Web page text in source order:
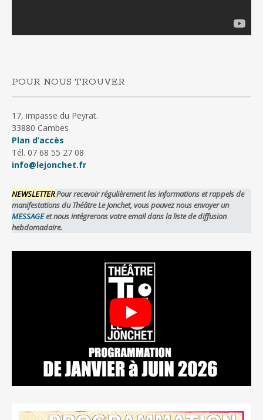
POUR NOUS TROUVER
17, impasse du Peyrat.
33880 Cambes
Plan d’accès
Tél. 07 68 55 27 08
info@lejonchet.fr
NEWSLETTERPour recevoir régulièrement les informations et rappels de
manifestations du Théâtre Le Jonchet, vous pouvez nous envoyer un
MESSAGEet nous intégrerons votre email dans la liste de diffusion
hebdomadaire.